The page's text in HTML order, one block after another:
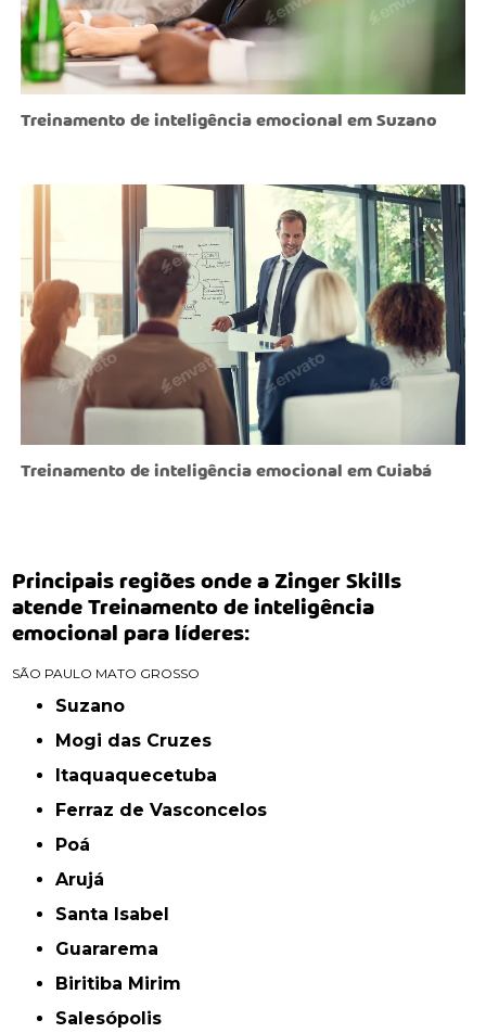
Treinamento de inteligência emocional em Suzano
Treinamento de inteligência emocional em Cuiabá
Principais regiões onde a Zinger Skills
atende Treinamento de inteligência
emocional para líderes:
SÃO PAULO MATO GROSSO
Suzano
Mogi das Cruzes
Itaquaquecetuba
Ferraz de Vasconcelos
Poá
Arujá
Santa Isabel
Guararema
Biritiba Mirim
Salesópolis